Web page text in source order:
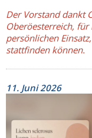
Der Vorstand dankt
Oberöesterreich,
persönlichen
stattfinden können.
11. Juni 2026